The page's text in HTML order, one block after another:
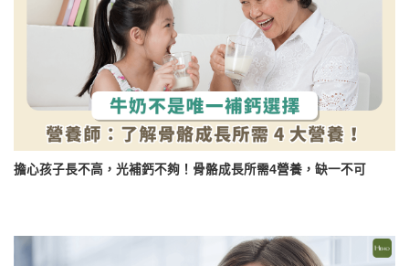
擔心孩子長不高，光補鈣不夠！骨骼成長所需4營養，缺一不可